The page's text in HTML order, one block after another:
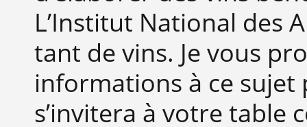
L’Institut National des
tant de vins. Je vous
informations à ce
s’invitera à votre table